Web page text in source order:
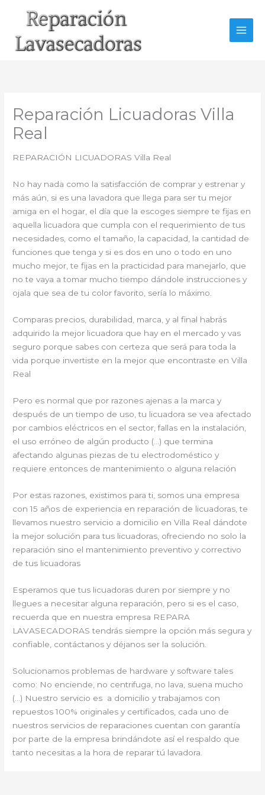
Reparación Licuadoras Villa
Real
REPARACIÓN LICUADORAS Villa Real
No hay nada como la satisfacción de comprar y estrenar y
más aún, si es una lavadora que llega para ser tu mejor
amiga en el hogar, el día que la escoges siempre te fijas en
aquella licuadora que cumpla con el requerimiento de tus
necesidades, como el tamaño, la capacidad, la cantidad de
funciones que tenga y si es dos en uno o todo en uno
mucho mejor, te fijas en la practicidad para manejarlo, que
no te vaya a tomar mucho tiempo dándole instrucciones y
ojala que sea de tu color favorito, sería lo máximo.
Comparas precios, durabilidad, marca, y al final habrás
adquirido la mejor licuadora que hay en el mercado y vas
seguro porque sabes con certeza que será para toda la
vida porque invertiste en la mejor que encontraste en Villa
Real
Pero es normal que por razones ajenas a la marca y
después de un tiempo de uso, tu licuadora se vea afectado
por cambios eléctricos en el sector, fallas en la instalación,
el uso erróneo de algún producto (…) que termina
afectando algunas piezas de tu electrodoméstico y
requiere entonces de mantenimiento o alguna relación
Por estas razones, existimos para ti, somos una empresa
con 15 años de experiencia en reparación de licuadoras, te
llevamos nuestro servicio a domicilio en Villa Real dándote
la mejor solución para tus licuadoras, ofreciendo no solo la
reparación sino el mantenimiento preventivo y correctivo
de tus licuadoras
Esperamos que tus licuadoras duren por siempre y no
llegues a necesitar alguna reparación, pero si es el caso,
recuerda que en nuestra empresa REPARA
LAVASECADORAS tendrás siempre la opción más segura y
confiable, contáctanos y déjanos ser la solución.
Solucionamos problemas de hardware y software tales
como: No enciende, no centrifuga, no lava, suena mucho
(…) Nuestro servicio es a domicilio y trabajamos con
repuestos 100% originales y certificados, cada uno de
nuestros servicios de reparaciones cuentan con garantía
por parte de la empresa brindándote así el respaldo que
tanto necesitas a la hora de reparar tú lavadora.